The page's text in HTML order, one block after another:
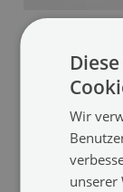
Innenbereich
Größe von:
Wir
unserer